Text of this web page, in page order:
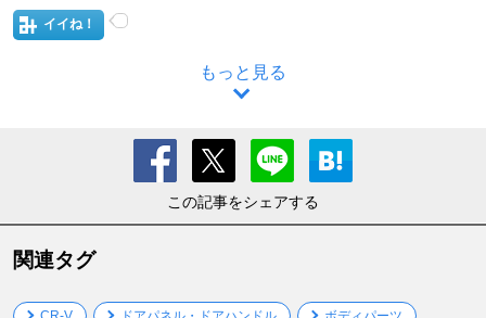
イイね！
もっと見る
この記事をシェアする
関連タグ